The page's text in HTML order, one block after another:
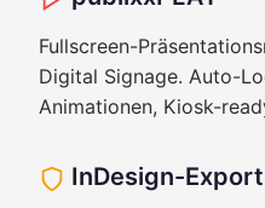
Fullscreen-
Digital Signage. Auto-
Animationen, Kiosk-
InDesign-Export